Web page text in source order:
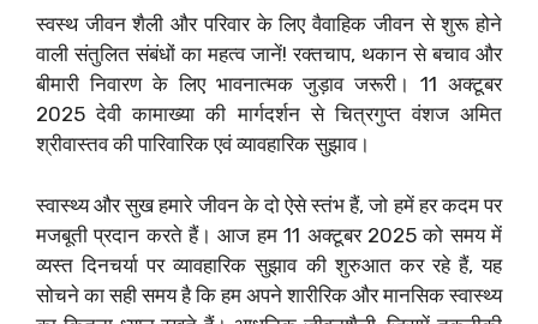
स्वस्थ जीवन शैली और परिवार के लिए वैवाहिक जीवन से शुरू होने
वाली संतुलित संबंधों का महत्व जानें! रक्तचाप, थकान से बचाव और
बीमारी निवारण के लिए भावनात्मक जुड़ाव जरूरी। 11 अक्टूबर
2025 देवी कामाख्या की मार्गदर्शन से चित्रगुप्त वंशज अमित
श्रीवास्तव की पारिवारिक एवं व्यावहारिक सुझाव।
स्वास्थ्य और सुख हमारे जीवन के दो ऐसे स्तंभ हैं, जो हमें हर कदम पर
मजबूती प्रदान करते हैं। आज हम 11 अक्टूबर 2025 को समय में
व्यस्त दिनचर्या पर व्यावहारिक सुझाव की शुरुआत कर रहे हैं, यह
सोचने का सही समय है कि हम अपने शारीरिक और मानसिक स्वास्थ्य